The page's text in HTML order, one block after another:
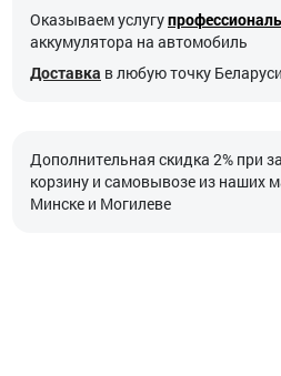
Оказываем услугу
аккумулятора на автомобиль
Доставка в любую точку Беларуси
Дополнительная скидка 2% при
корзину и самовывозе из наших
Минске и Могилеве